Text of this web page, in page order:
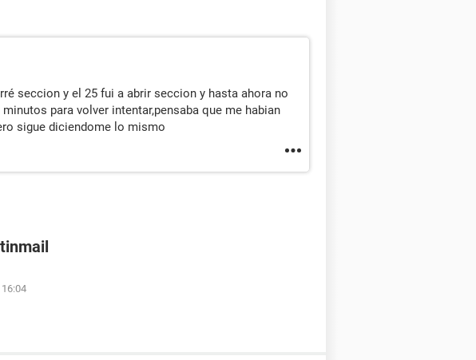
seccion y el 25 fui a abrir seccion y hasta ahora no
para volver intentar,pensaba que me habian
sigue diciendome lo mismo